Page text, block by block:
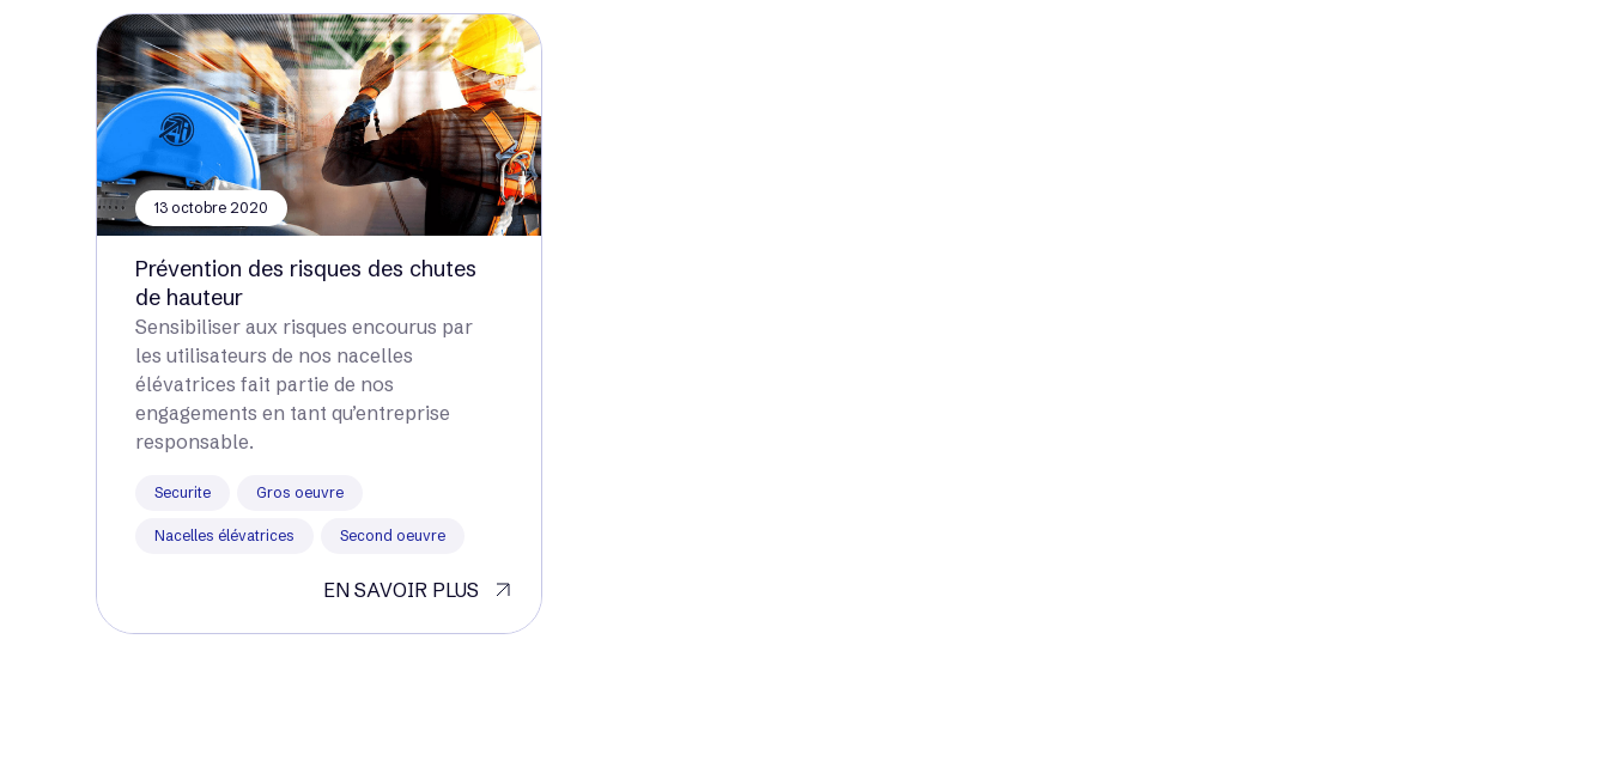
13 octobre 2020
Prévention des risques des chutes
de hauteur
Sensibiliser aux risques encourus par
les utilisateurs de nos nacelles
élévatrices fait partie de nos
engagements en tant qu’entreprise
responsable.
Securite Gros oeuvre
Nacelles élévatrices Second oeuvre
EN SAVOIR PLUS